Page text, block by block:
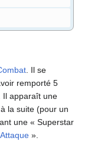
. Il se
remporté 5
Il apparaît une
la suite (pour un
une « Superstar
Attaque ».